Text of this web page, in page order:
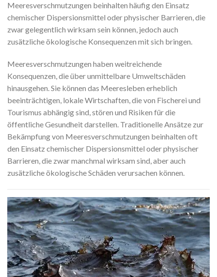
Meeresverschmutzungen beinhalten häufig den Einsatz
chemischer Dispersionsmittel oder physischer Barrieren, die
zwar gelegentlich wirksam sein können, jedoch auch
zusätzliche ökologische Konsequenzen mit sich bringen.
Meeresverschmutzungen haben weitreichende
Konsequenzen, die über unmittelbare Umweltschäden
hinausgehen. Sie können das Meeresleben erheblich
beeinträchtigen, lokale Wirtschaften, die von Fischerei und
Tourismus abhängig sind, stören und Risiken für die
öffentliche Gesundheit darstellen. Traditionelle Ansätze zur
Bekämpfung von Meeresverschmutzungen beinhalten oft
den Einsatz chemischer Dispersionsmittel oder physischer
Barrieren, die zwar manchmal wirksam sind, aber auch
zusätzliche ökologische Schäden verursachen können.